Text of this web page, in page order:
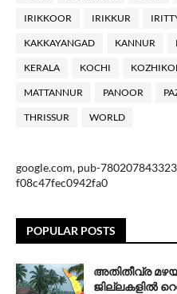
IRIKKOOR IRIKKUR
KAKKAYANGAD KANNUR
KERALA KOCHI
MATTANNUR PANOOR
THRISSUR WORLD
google.com, pub-
f08c47fec0942fa0
POPULAR POSTS
അതിതീവ്ര
ജില്ലകളിൽ